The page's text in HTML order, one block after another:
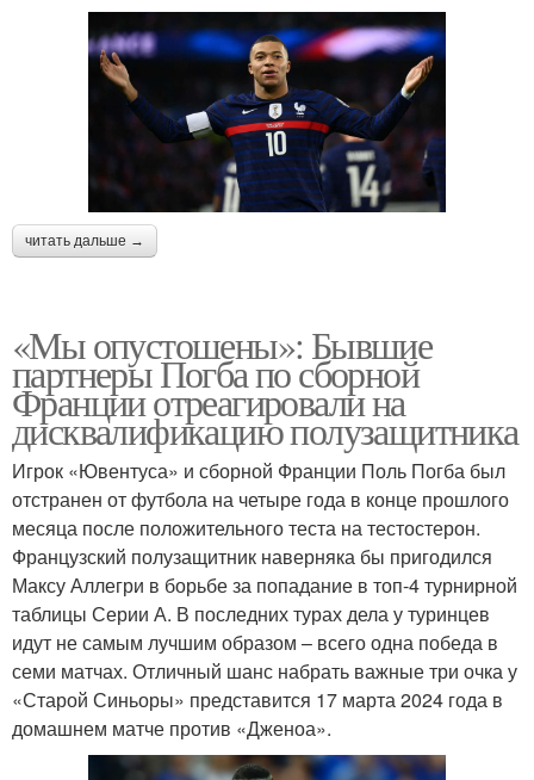
читать дальше →
«Мы опустошены»: Бывшие
партнеры Погба по сборной
Франции отреагировали на
дисквалификацию полузащитника
Игрок «Ювентуса» и сборной Франции Поль Погба был
отстранен от футбола на четыре года в конце прошлого
месяца после положительного теста на тестостерон.
Французский полузащитник наверняка бы пригодился
Максу Аллегри в борьбе за попадание в топ-4 турнирной
таблицы Серии А. В последних турах дела у туринцев
идут не самым лучшим образом – всего одна победа в
семи матчах. Отличный шанс набрать важные три очка у
«Старой Синьоры» представится 17 марта 2024 года в
домашнем матче против «Дженоа».